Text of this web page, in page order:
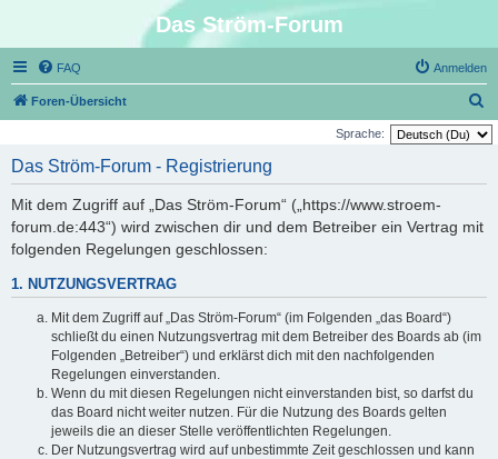
Das Ström-Forum
FAQ Anmelden
Foren-Übersicht
u
Sprache:
Das Ström-Forum - Registrierung
Mit dem Zugriff auf „Das Ström-Forum“ („https://www.stroem-
forum.de:443“) wird zwischen dir und dem Betreiber ein Vertrag mit
folgenden Regelungen geschlossen:
1. NUTZUNGSVERTRAG
Mit dem Zugriff auf „Das Ström-Forum“ (im Folgenden „das Board“)
schließt du einen Nutzungsvertrag mit dem Betreiber des Boards ab (im
Folgenden „Betreiber“) und erklärst dich mit den nachfolgenden
Regelungen einverstanden.
Wenn du mit diesen Regelungen nicht einverstanden bist, so darfst du
das Board nicht weiter nutzen. Für die Nutzung des Boards gelten
jeweils die an dieser Stelle veröffentlichten Regelungen.
Der Nutzungsvertrag wird auf unbestimmte Zeit geschlossen und kann